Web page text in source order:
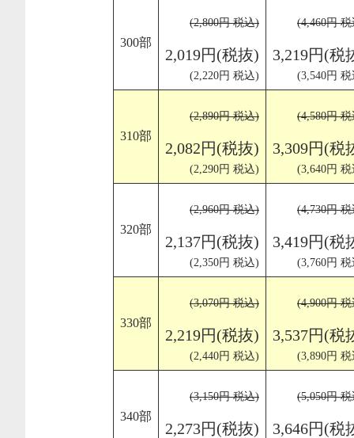
300部
(2,800円 税込)
2,019円(税抜)
(2,220円 税込)
(4,460円
3,219円(税
(3,540円
310部
(2,890円 税込)
2,082円(税抜)
(2,290円 税込)
(4,580円
3,309円(税
(3,640円
320部
(2,960円 税込)
2,137円(税抜)
(2,350円 税込)
(4,730円
3,419円(税
(3,760円
330部
(3,070円 税込)
2,219円(税抜)
(2,440円 税込)
(4,900円
3,537円(税
(3,890円
340部
(3,150円 税込)
2,273円(税抜)
(5,050円
3,646円(税